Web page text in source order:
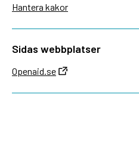
Hantera kakor
Sidas webbplatser
Openaid.se